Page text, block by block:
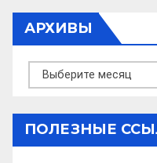
АРХИВЫ
Архивы
ПОЛЕЗНЫЕ